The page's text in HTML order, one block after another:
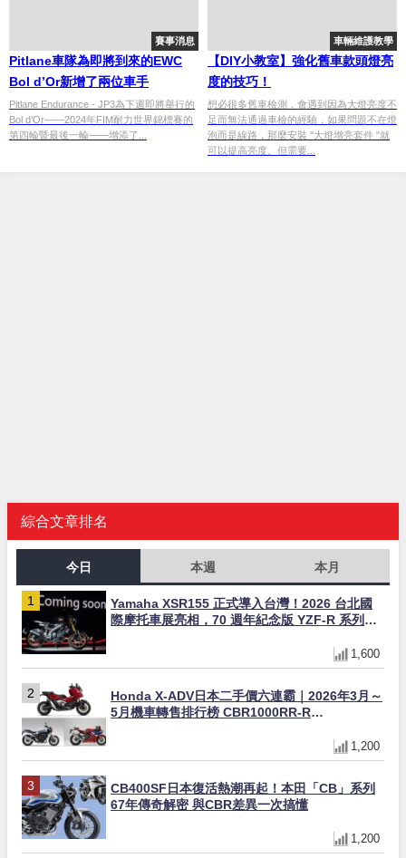
賽事消息
Pitlane車隊為即將到來的EWC
Bol d’Or新增了兩位車手
Pitlane Endurance - JP3為下週即將舉行的
Bol d’Or——2024年FIM耐力世界錦標賽的
第四輪暨最後一輪——增添了...
車輛維護教學
【DIY小教室】強化舊車款頭燈亮
度的技巧！
想必很多舊車檢測，會遇到因為大燈亮度不
足而無法通過車檢的經驗，如果問題不在燈
泡而是線路，那麼安裝 "大燈增亮套件 "就
可以提高亮度。但需要...
綜合文章排名
今日 本週 本月
Yamaha XSR155 正式導入台灣！2026 台北國
際摩托車展亮相，70 週年紀念版 YZF-R 系列限
1,600
Honda X-ADV日本二手價六連霸｜2026年3月～
5月機車轉售排行榜 CBR1000RR-R
1,200
CB400SF日本復活熱潮再起！本田「CB」系列
67年傳奇解密 與CBR差異一次搞懂
1,200